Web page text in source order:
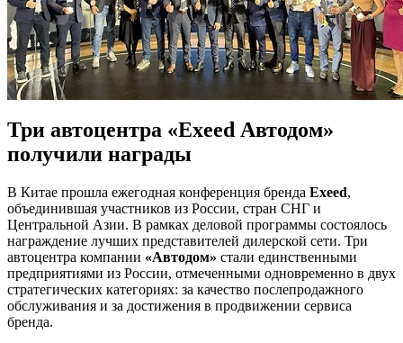
Три автоцентра «Exeed Автодом»
получили награды
В Китае прошла ежегодная конференция бренда Exeed,
объединившая участников из России, стран СНГ и
Центральной Азии. В рамках деловой программы состоялось
награждение лучших представителей дилерской сети. Три
автоцентра компании «Автодом» стали единственными
предприятиями из России, отмеченными одновременно в двух
стратегических категориях: за качество послепродажного
обслуживания и за достижения в продвижении сервиса
бренда.